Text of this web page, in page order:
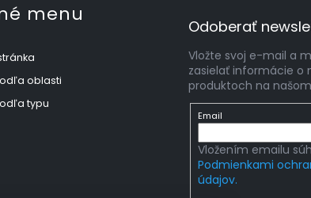
menu
oblasti
typu
Odoberať
Vložte svoj e-mail a
zasielať informácie o
produktoch na
Email
Vložením emailu
Podmienkami
údajov.